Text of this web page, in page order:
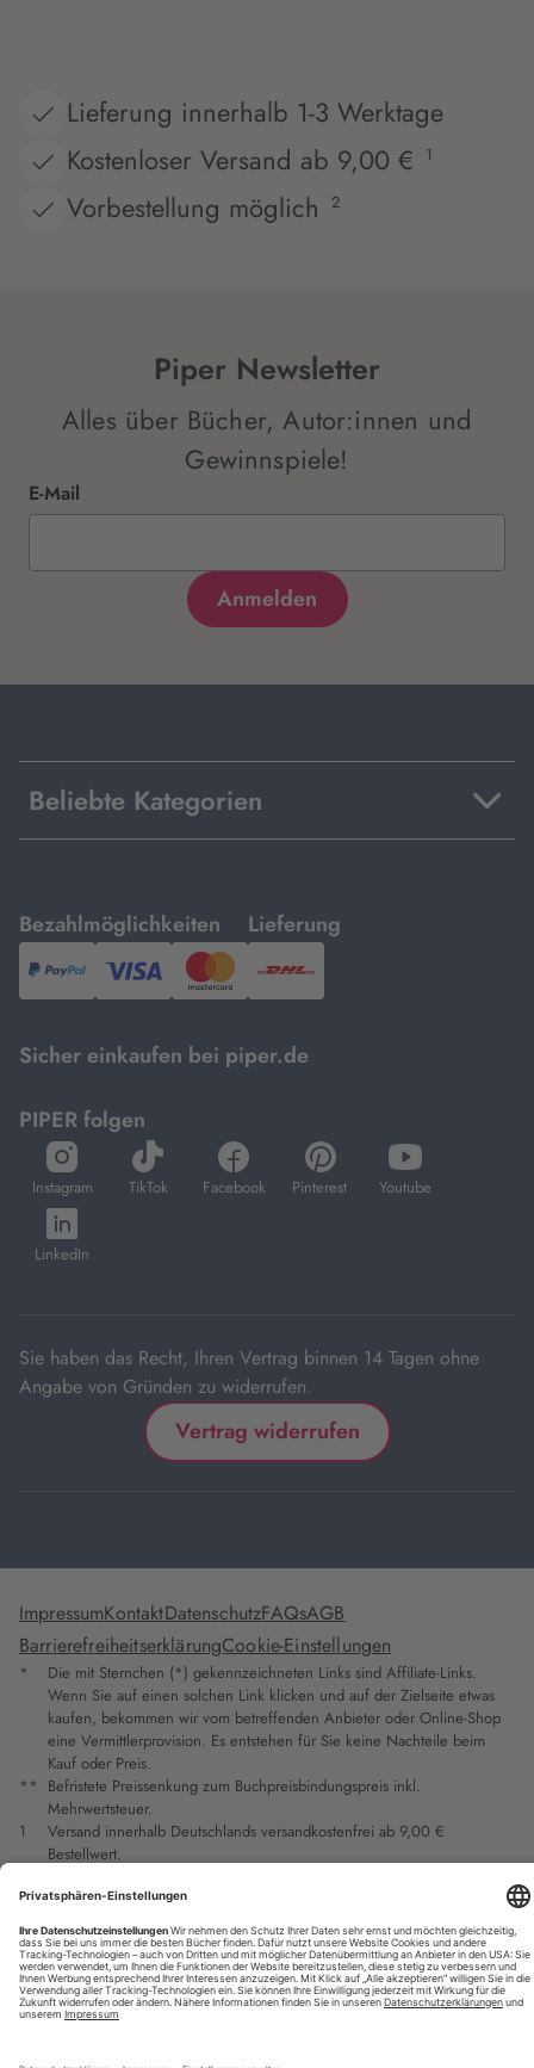
Lieferung innerhalb 1-3 Werktage
Kostenloser Versand ab 9,00 €
1
Vorbestellung möglich 2
Piper Newsletter
Alles über Bücher, Autor:innen und
Gewinnspiele!
E-Mail
Beliebte Kategorien
Bezahlmöglichkeiten
mit
PayPal,Visa
und
Lieferung
mit
DHL.
Sicher einkaufen bei piper.de
PIPER folgen
Instagram
öffnet
in
neuem
Tab
TikTok
öffnet
in
Facebook
öffnet
in
Pinterest
öffnet
in
Youtube
öffnet
in
LinkedIn
öffnet
in
Sie haben das Recht, Ihren Vertrag binnen 14 Tagen ohne
Angabe von Gründen zu widerrufen.
Vertrag widerrufen
ImpressumKontaktDatenschutzFAQsAGB
BarrierefreiheitserklärungCookie-Einstellungen
*
Die mit Sternchen (*) gekennzeichneten Links sind Affiliate-Links.
Wenn Sie auf einen solchen Link klicken und auf der Zielseite etwas
kaufen, bekommen wir vom betreffenden Anbieter oder Online-Shop
eine Vermittlerprovision. Es entstehen für Sie keine Nachteile beim
Kauf oder Preis.
** Befristete Preissenkung zum Buchpreisbindungspreis inkl.
Mehrwertsteuer.
1
Versand innerhalb Deutschlands versandkostenfrei ab 9,00 €
Bestellwert.